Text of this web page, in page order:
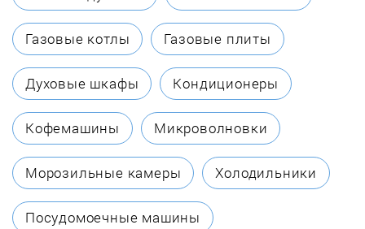
Biol
Borinskoe
Bosch
Buderus
Газовые котлы Газовые плиты
Духовые шкафы Кондиционеры
Кофемашины Микроволновки
Морозильные камеры Холодильники
Посудомоечные машины